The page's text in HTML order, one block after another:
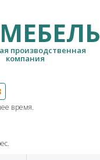
производственная
компания
время.